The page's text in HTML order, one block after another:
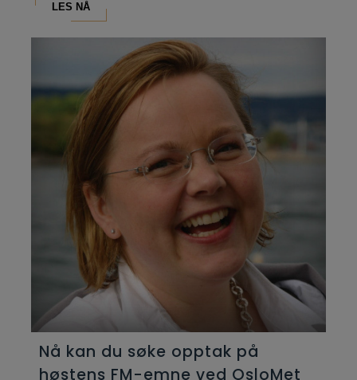
LES NÅ
Nå kan du søke opptak på
høstens FM-emne ved OsloMet